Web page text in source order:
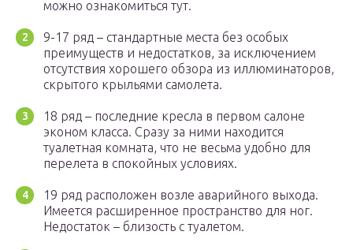
можно ознакомиться тут.
9-17 ряд – стандартные места без особых
преимуществ и недостатков, за исключением
отсутствия хорошего обзора из иллюминаторов,
скрытого крыльями самолета.
18 ряд – последние кресла в первом салоне
эконом класса. Сразу за ними находится
туалетная комната, что не весьма удобно для
перелета в спокойных условиях.
19 ряд расположен возле аварийного выхода.
Имеется расширенное пространство для ног.
Недостаток – близость с туалетом.